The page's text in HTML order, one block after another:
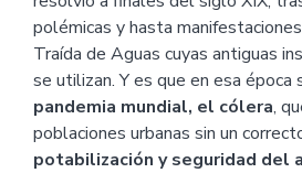
polémicas y hasta
Traída de Aguas cuyas antiguas
se utilizan. Y es que en esa época
pandemia mundial, el cólera,
poblaciones urbanas sin un
potabilización y seguridad del